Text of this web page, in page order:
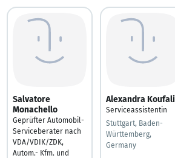
Salvatore
Monachello
Geprüfter Automobil-
Serviceberater nach
VDA/VDIK/ZDK,
Autom.- Kfm. und
Alexandra
Serviceassistentin
Stuttgart, Baden-
Württemberg,
Germany